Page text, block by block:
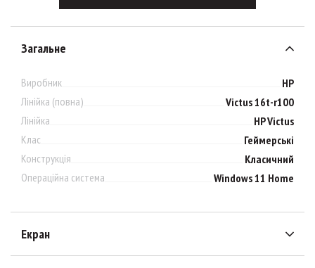
Загальне
Виробник
HP
Лінійка (повна)
Victus 16t-r100
Лінійка
HP Victus
Клас
Геймерські
Конструкція
Класичний
Операційна система
Windows 11 Home
Екран